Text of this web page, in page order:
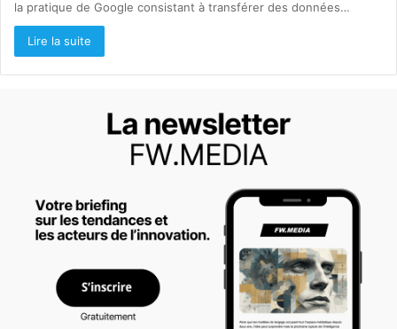
la pratique de Google consistant à transférer des données…
Lire la suite